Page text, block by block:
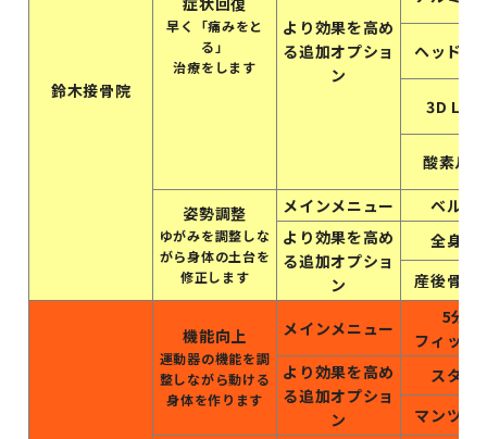
鈴木接骨院
早く「痛みをと
る」
治療をします
より効果を高め
る追加オプショ
ン
ヘッドバ
3D
酸素ル
姿勢調整
ゆがみを調整しな
がら身体の土台を
修正します
メインメニュー
ベルト
より効果を高め
る追加オプショ
ン
全身整
産後骨盤
機能向上
運動器の機能を調
整しながら動ける
身体を作ります
メインメニュー
5分間
フィット
より効果を高め
る追加オプショ
ン
スタイ
マンツー